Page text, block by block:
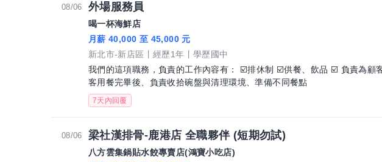
08/06 外場服務員
喝一杯海鮮店
月薪 40,000 至 45,000 元
新北市-新店區
經歷1年
學歷國中
我們的這項職務，負責的工作內容有： ☑️排休制 ☑️供餐、飲品 ☑️ 負責為顧
客用餐完畢後、負責收拾碗盤與清理環境、準備不同餐點
7天內回覆
08/06 梁社漢排骨-鹿港店 全職夥伴 (短期勿試)
八方雲集鍋貼水餃專賣店(鴻寶小吃店)